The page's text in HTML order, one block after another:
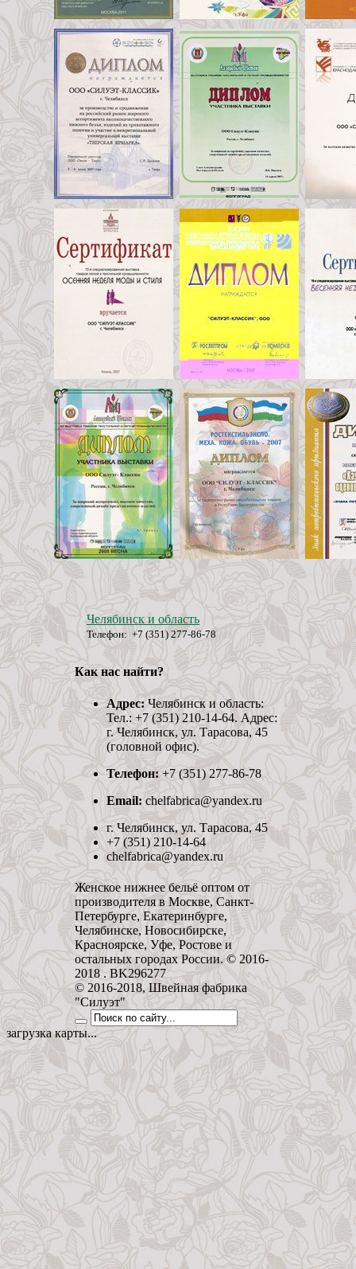
Челябинск и область
Телефон: +7 (351) 277-86-78
Как нас найти?
Адрес: Челябинск и область:
Тел.: +7 (351) 210-14-64. Адрес:
г. Челябинск, ул. Тарасова, 45
(головной офис).
Телефон:+7 (351) 277-86-78
Email: chelfabrica@yandex.ru
г. Челябинск, ул. Тарасова, 45
+7 (351) 210-14-64
chelfabrica@yandex.ru
Женское нижнее бельё оптом от
производителя в Москве, Санкт-
Петербурге, Екатеринбурге,
Челябинске, Новосибирске,
Красноярске, Уфе, Ростове и
остальных городах России. © 2016-
2018 . BK296277
© 2016-2018, Швейная фабрика
"Силуэт"
загрузка карты...